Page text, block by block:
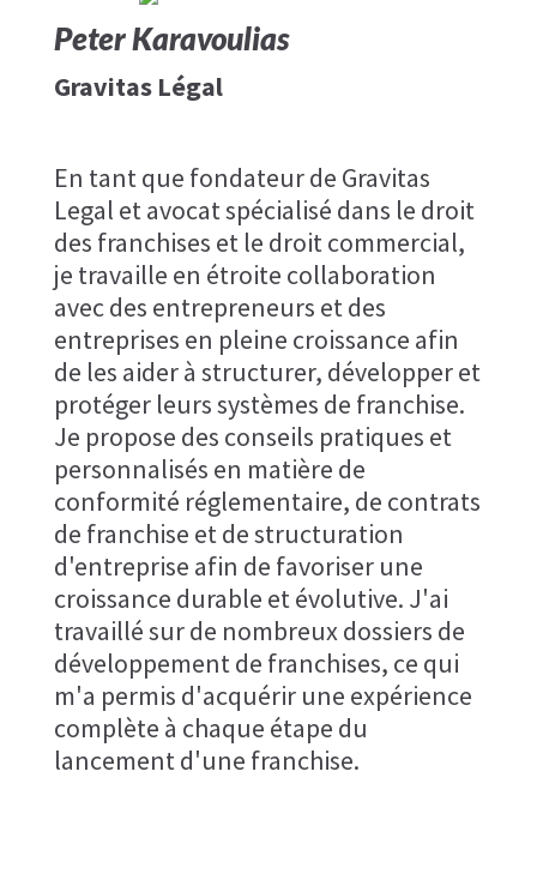
Peter Karavoulias
Gravitas Légal
En tant que fondateur de Gravitas
Legal et avocat spécialisé dans le droit
des franchises et le droit commercial,
je travaille en étroite collaboration
avec des entrepreneurs et des
entreprises en pleine croissance afin
de les aider à structurer, développer et
protéger leurs systèmes de franchise.
Je propose des conseils pratiques et
personnalisés en matière de
conformité réglementaire, de contrats
de franchise et de structuration
d'entreprise afin de favoriser une
croissance durable et évolutive. J'ai
travaillé sur de nombreux dossiers de
développement de franchises, ce qui
m'a permis d'acquérir une expérience
complète à chaque étape du
lancement d'une franchise.